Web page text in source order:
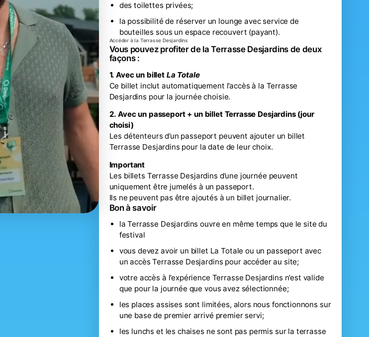
des toilettes privées;
la possibilité de réserver un lounge avec service de
bouteilles sous un espace recouvert (payant).
Accéder à la Terrasse Desjardins
Vous pouvez profiter de la Terrasse Desjardins de deux
façons :
1. Avec un billet La Totale
Ce billet inclut automatiquement l’accès à la Terrasse
Desjardins pour la journée choisie.
2. Avec un passeport + un billet Terrasse Desjardins (jour
choisi)
Les détenteurs d’un passeport peuvent ajouter un billet
Terrasse Desjardins pour la date de leur choix.
Important
Les billets Terrasse Desjardins d’une journée peuvent
uniquement être jumelés à un passeport.
Ils ne peuvent pas être ajoutés à un billet journalier.
Bon à savoir
la Terrasse Desjardins ouvre en même temps que le site du
festival
vous devez avoir un billet La Totale ou un passeport avec
un accès Terrasse Desjardins pour accéder au site;
votre accès à l’expérience Terrasse Desjardins n’est valide
que pour la journée que vous avez sélectionnée;
les places assises sont limitées, alors nous fonctionnons sur
une base de premier arrivé premier servi;
les lunchs et les chaises ne sont pas permis sur la terrasse